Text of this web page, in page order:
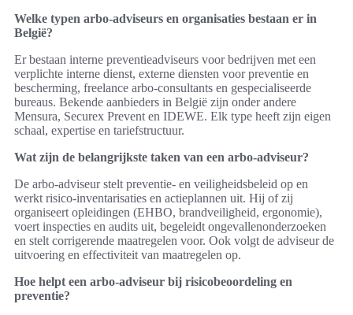
Welke typen arbo-adviseurs en organisaties bestaan er in
België?
Er bestaan interne preventieadviseurs voor bedrijven met een
verplichte interne dienst, externe diensten voor preventie en
bescherming, freelance arbo-consultants en gespecialiseerde
bureaus. Bekende aanbieders in België zijn onder andere
Mensura, Securex Prevent en IDEWE. Elk type heeft zijn eigen
schaal, expertise en tariefstructuur.
Wat zijn de belangrijkste taken van een arbo-adviseur?
De arbo-adviseur stelt preventie- en veiligheidsbeleid op en
werkt risico-inventarisaties en actieplannen uit. Hij of zij
organiseert opleidingen (EHBO, brandveiligheid, ergonomie),
voert inspecties en audits uit, begeleidt ongevallenonderzoeken
en stelt corrigerende maatregelen voor. Ook volgt de adviseur de
uitvoering en effectiviteit van maatregelen op.
Hoe helpt een arbo-adviseur bij risicobeoordeling en
preventie?